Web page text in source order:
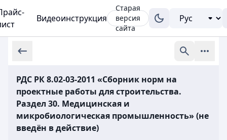
Видеоинструкция
Старая
версия
сайта
РДС РК 8.02-03-2011 «Сборник норм на
проектные работы для строительства.
Раздел 30. Медицинская и
микробиологическая промышленность» (не
введён в действие)